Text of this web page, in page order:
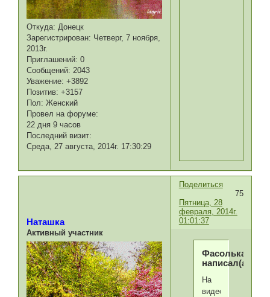
Откуда: Донецк
Зарегистрирован: Четверг, 7 ноября,
2013г.
Приглашений: 0
Сообщений: 2043
Уважение: +3892
Позитив: +3157
Пол: Женский
Провел на форуме:
22 дня 9 часов
Последний визит:
Среда, 27 августа, 2014г. 17:30:29
Поделиться
75
Пятница, 28
февраля, 2014г.
01:01:37
Наташка
Активный участник
Фасолька
написал(а):
На
видео